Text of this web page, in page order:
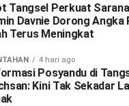
Tangsel Perkuat Sarana
Davnie Dorong
Terus Meningkat
4 hari ago
Posyandu di
Kini Tak Sekadar